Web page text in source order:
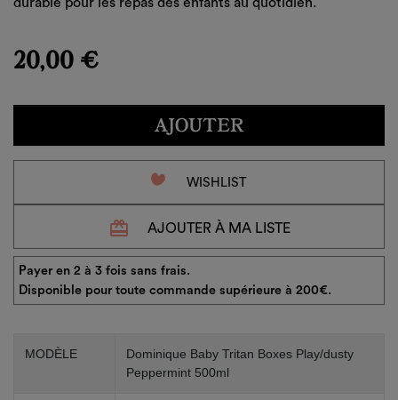
20,00 €
AJOUTER
favorite_border WISHLIST
redeem AJOUTER À MA LISTE
Payer en 2 à 3 fois sans frais.
Disponible pour toute commande supérieure à 200€.
MODÈLE
Dominique Baby Tritan Boxes Play/dusty
Peppermint 500ml